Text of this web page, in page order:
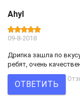
Ahyl
09-8-2018
Дрипка зашла по
ребят, очень
ОТВЕТИТЬ